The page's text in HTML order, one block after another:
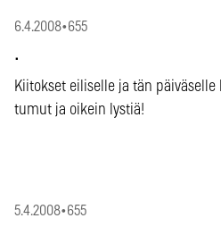
6.4.2008•655
.
Kiitokset eiliselle ja tän
tumut ja oikein lystiä!
5.4.2008•655